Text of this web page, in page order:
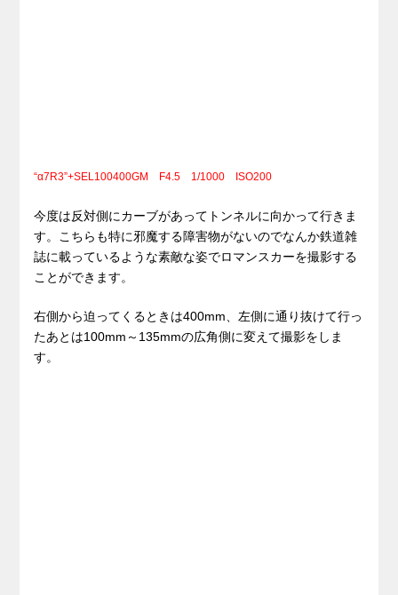
“α7R3”+SEL100400GM F4.5 1/1000 ISO200
今度は反対側にカーブがあってトンネルに向かって行きま
す。こちらも特に邪魔する障害物がないのでなんか鉄道雑
誌に載っているような素敵な姿でロマンスカーを撮影する
ことができます。
右側から迫ってくるときは400mm、左側に通り抜けて行っ
たあとは100mm～135mmの広角側に変えて撮影をしま
す。